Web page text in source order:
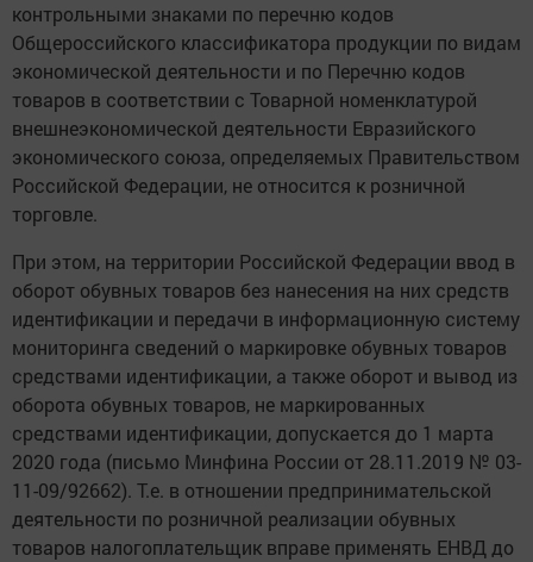
контрольными знаками по перечню кодов
Общероссийского классификатора продукции по видам
экономической деятельности и по Перечню кодов
товаров в соответствии с Товарной номенклатурой
внешнеэкономической деятельности Евразийского
экономического союза, определяемых Правительством
Российской Федерации, не относится к розничной
торговле.
При этом, на территории Российской Федерации ввод в
оборот обувных товаров без нанесения на них средств
идентификации и передачи в информационную систему
мониторинга сведений о маркировке обувных товаров
средствами идентификации, а также оборот и вывод из
оборота обувных товаров, не маркированных
средствами идентификации, допускается до 1 марта
2020 года (письмо Минфина России от 28.11.2019 № 03-
11-09/92662). Т.е. в отношении предпринимательской
деятельности по розничной реализации обувных
товаров налогоплательщик вправе применять ЕНВД до